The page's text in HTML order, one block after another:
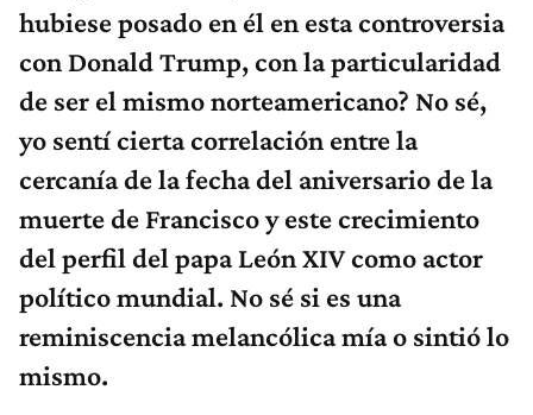
hubiese posado en él en esta controversia
con Donald Trump, con la particularidad
de ser el mismo norteamericano? No sé,
yo sentí cierta correlación entre la
cercanía de la fecha del aniversario de la
muerte de Francisco y este crecimiento
del perfil del papa León XIV como actor
político mundial. No sé si es una
reminiscencia melancólica mía o sintió lo
mismo.